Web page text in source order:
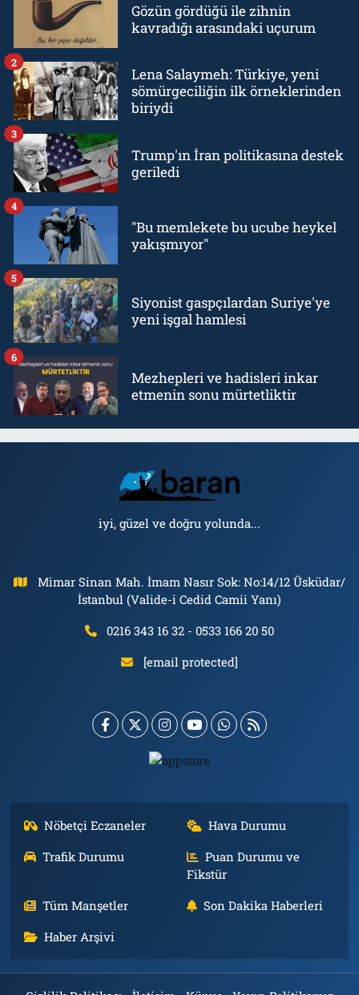
Gözün gördüğü ile zihnin
kavradığı arasındaki uçurum
Lena Salaymeh: Türkiye, yeni
sömürgeciliğin ilk örneklerinden
biriydi
2
Trump'ın İran politikasına destek
geriledi
3
"Bu memlekete bu ucube heykel
yakışmıyor"
4
Siyonist gaspçılardan Suriye'ye
yeni işgal hamlesi
5
Mezhepleri ve hadisleri inkar
etmenin sonu mürtetliktir
6
iyi, güzel ve doğru yolunda...
Mimar Sinan Mah. İmam Nasır Sok: No:14/12 Üsküdar/
İstanbul (Valide-i Cedid Camii Yanı)
0216 343 16 32 - 0533 166 20 50
[email protected]
Nöbetçi Eczaneler
Hava Durumu
Trafik Durumu
Puan Durumu ve
Fikstür
Tüm Manşetler
Son Dakika Haberleri
Haber Arşivi